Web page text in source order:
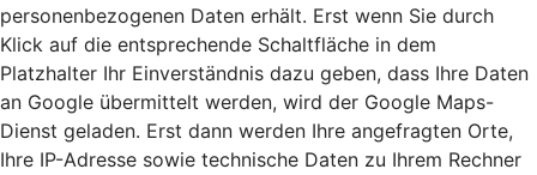
personenbezogenen Daten erhält. Erst wenn Sie durch
Klick auf die entsprechende Schaltfläche in dem
Platzhalter Ihr Einverständnis dazu geben, dass Ihre Daten
an Google übermittelt werden, wird der Google Maps-
Dienst geladen. Erst dann werden Ihre angefragten Orte,
Ihre IP-Adresse sowie technische Daten zu Ihrem Rechner